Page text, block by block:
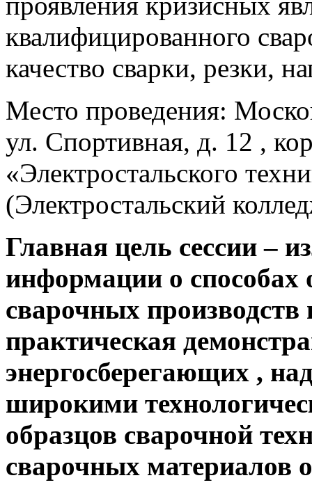
квалифицированного
качество сварки, резки,
Место проведения:
ул. Спортивная, д. 12 ,
«Электростальского
(Электростальский
Главная цель сессии –
информации о способах
сварочных производств
практическая
энергосберегающих ,
широкими
образцов сварочной
сварочных материалов